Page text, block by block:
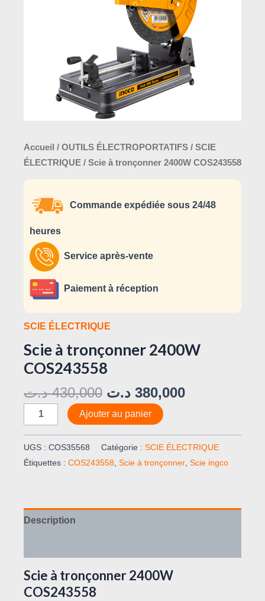
Accueil / OUTILS ÉLECTROPORTATIFS / SCIE
ÉLECTRIQUE / Scie à tronçonner 2400W COS243558
Commande expédiée sous 24/48
heures
Service après-vente
Paiement à réception
SCIE ÉLECTRIQUE
Scie à tronçonner 2400W
COS243558
430,000 د.ت 380,000 د.ت
Ajouter au panier
UGS : COS35568 Catégorie : SCIE ÉLECTRIQUE
Étiquettes : COS243558, Scie à tronçonner, Scie ingco
Description
Scie à tronçonner 2400W
COS243558